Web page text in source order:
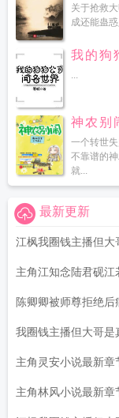
关于抢救
成还能蛊
我的狗
...
神农别
一个转世
不靠谱的
就...
最新更新
江枫我圈钱主播但
主角江知念陆君砚
陈卿卿被师尊拒绝
我圈钱主播但大哥
主角灵安小说最新章
主角林风小说最新章